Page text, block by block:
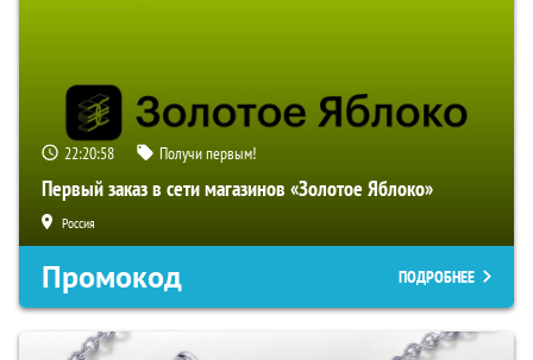
22:20:57 Получи первым!
Первый заказ в сети магазинов «Золотое Яблоко»
Россия
Промокод ПОДРОБНЕЕ